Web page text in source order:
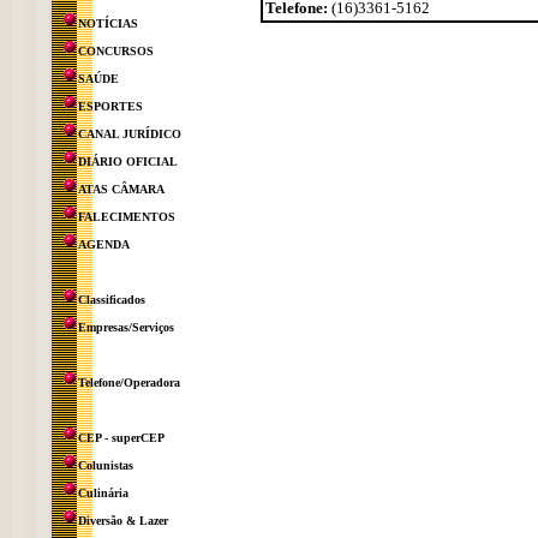
NOTÍCIAS
CONCURSOS
SAÚDE
ESPORTES
CANAL JURÍDICO
DIÁRIO OFICIAL
ATAS CÂMARA
FALECIMENTOS
AGENDA
Classificados
Empresas/Serviços
Telefone/Operadora
CEP - superCEP
Colunistas
Culinária
Diversão & Lazer
Telefone: (16)3361-5162